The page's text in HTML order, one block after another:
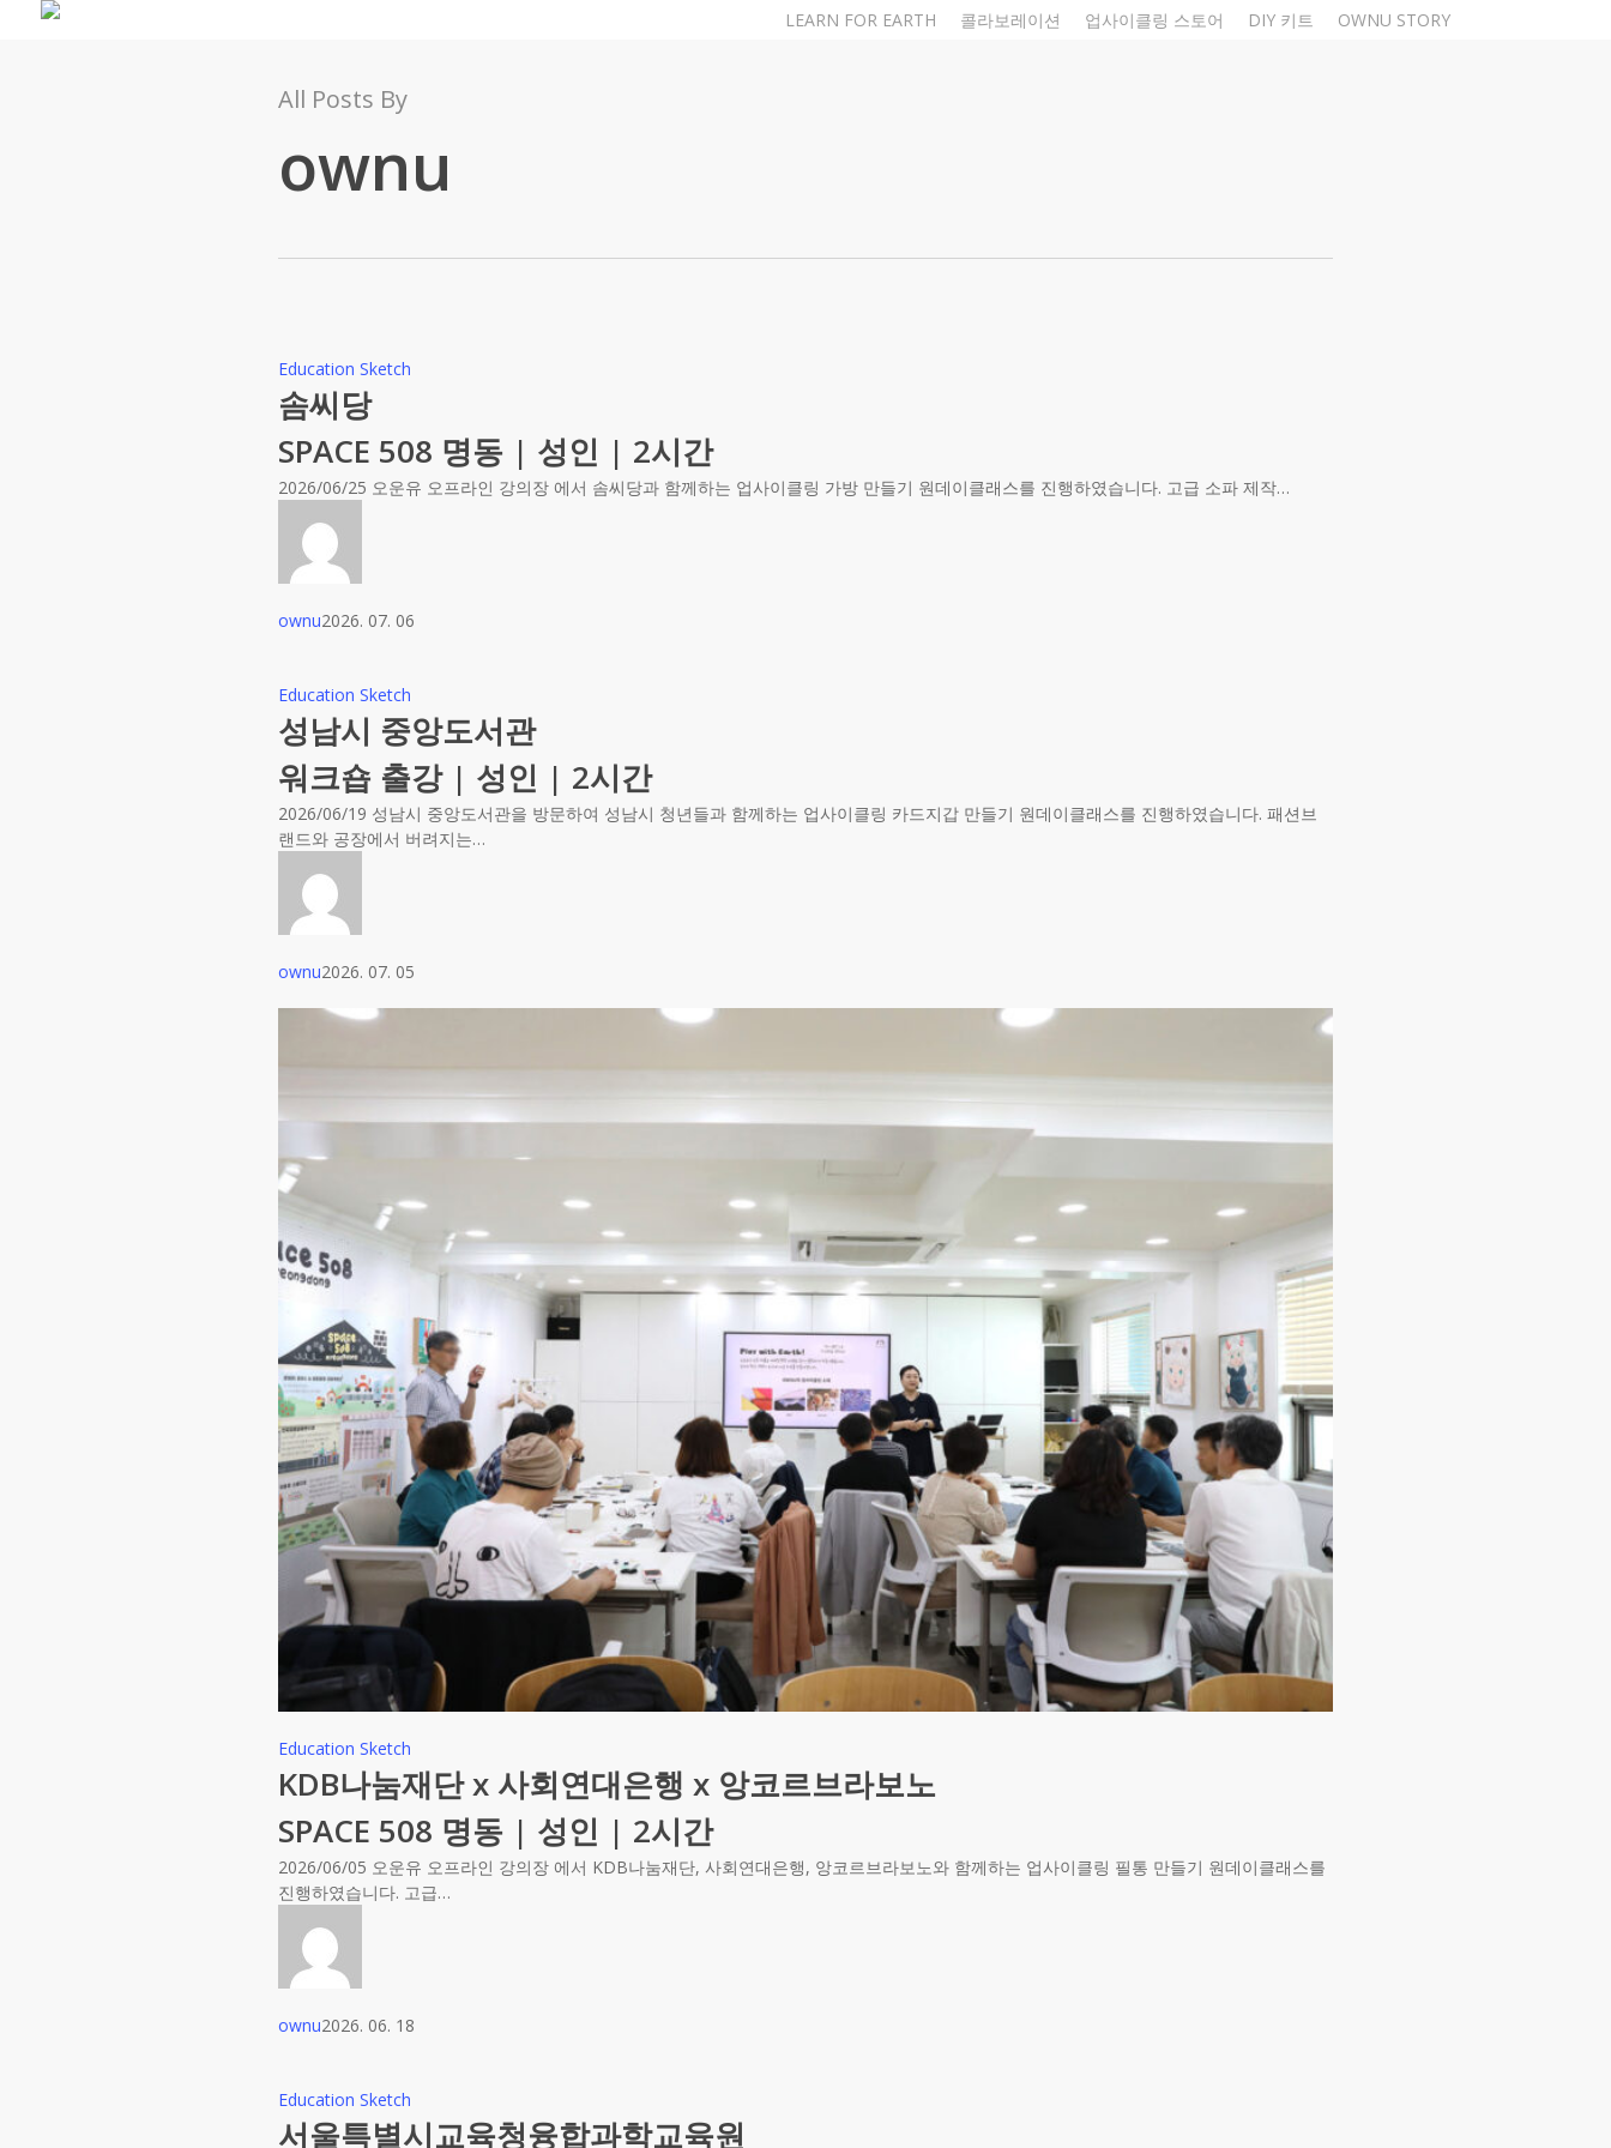
LEARN FOR EARTH 콜라보레이션 업사이클링 스토어 DIY 키트 OWNU STORY
All Posts By
ownu
Education Sketch
솜씨당
SPACE 508 명동 | 성인 | 2시간
2026/06/25 오운유 오프라인 강의장 에서 솜씨당과 함께하는 업사이클링 가방 만들기 원데이클래스를 진행하였습니다. 고급 소파 제작…
ownu2026. 07. 06
Education Sketch
성남시 중앙도서관
워크숍 출강 | 성인 | 2시간
2026/06/19 성남시 중앙도서관을 방문하여 성남시 청년들과 함께하는 업사이클링 카드지갑 만들기 원데이클래스를 진행하였습니다. 패션브
랜드와 공장에서 버려지는…
ownu2026. 07. 05
Education Sketch
KDB나눔재단 x 사회연대은행 x 앙코르브라보노
SPACE 508 명동 | 성인 | 2시간
2026/06/05 오운유 오프라인 강의장 에서 KDB나눔재단, 사회연대은행, 앙코르브라보노와 함께하는 업사이클링 필통 만들기 원데이클래스를
진행하였습니다. 고급…
ownu2026. 06. 18
Education Sketch
서울특별시교육청융합과학교육원